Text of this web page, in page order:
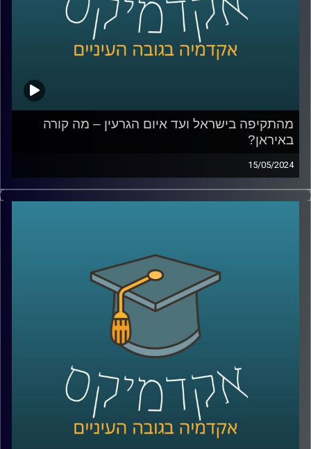
אז איתנו כאן פרופ׳ אלכס מינץ, פרופ׳ אלכס מינץ, ראש
המעבדה לקבלת החלטות ממוחשבת, אוניברסיטת רייכמן.
מהתקיפה בישראל ועד איום הגרעין – מה קורה
באיראן?
15/05/2024
בליל ה- 14 באפריל, בזמן שאנחנו חיכינו בחרדה למתקפת
הטילים והכטב"מים מאיראן , היו כאלו גם בצד השני שנכנסו
ברשתות החברתיות הופצו תמונות וסרטונים של אנשים שרצים
להצטייד במצרכים ושתייה ואפילו בדלק מחשש לתגובת נגד
אז מה כל זה אומר על מה שקורה באיראן כרגע?
איתנו בפרק של היום ד״ר מאיר ג'בדנפר, מומחה לפוליטיקה
עכשווית של איראן, בבית הספר לאודר לממשל, דיפלומטיה
ואסטרטגיה באוניברסיטת רייכמן.
קרדיט תמונות:AudioVersity